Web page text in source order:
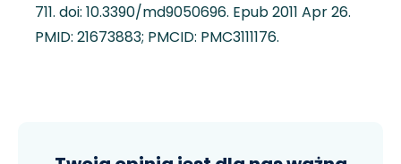
711. doi: 10.3390/md9050696. Epub 2011 Apr 26.
PMID: 21673883; PMCID: PMC3111176.